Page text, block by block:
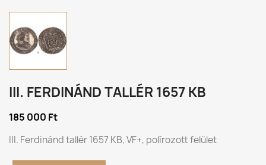
III. FERDINÁND TALLÉR 1657 KB
185 000 Ft
III. Ferdinánd tallér 1657 KB, VF+, polírozott felület